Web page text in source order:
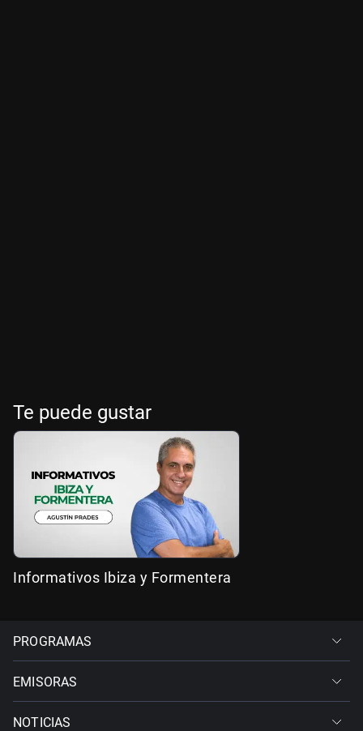
Te puede gustar
Informativos Ibiza y Formentera
PROGRAMAS
EMISORAS
NOTICIAS